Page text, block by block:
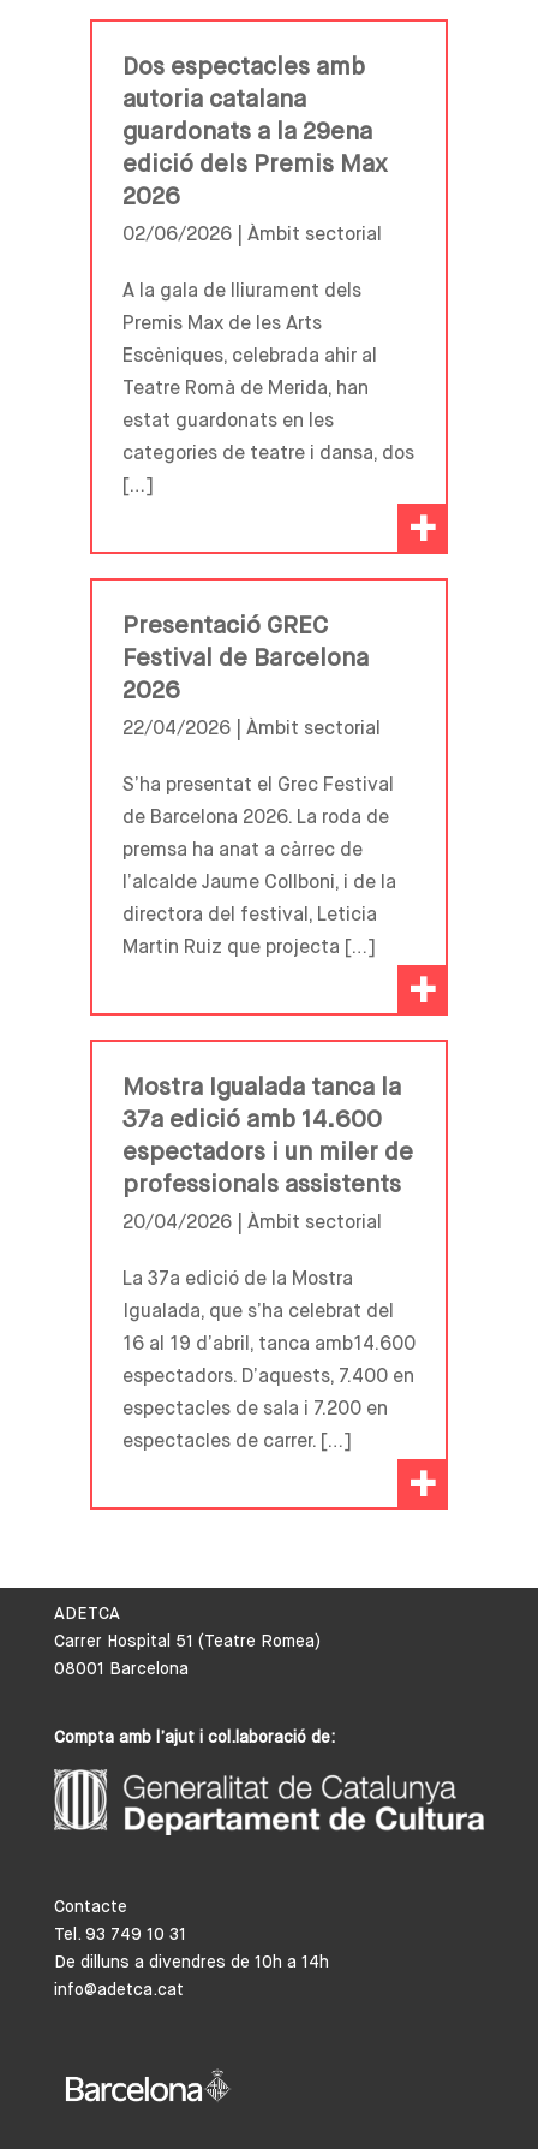
Dos espectacles amb
autoria catalana
guardonats a la 29ena
edició dels Premis Max
2026
02/06/2026 | Àmbit sectorial
A la gala de lliurament dels
Premis Max de les Arts
Escèniques, celebrada ahir al
Teatre Romà de Merida, han
estat guardonats en les
categories de teatre i dansa, dos
[…]
+
Presentació GREC
Festival de Barcelona
2026
22/04/2026 | Àmbit sectorial
S’ha presentat el Grec Festival
de Barcelona 2026. La roda de
premsa ha anat a càrrec de
l’alcalde Jaume Collboni, i de la
directora del festival, Leticia
Martin Ruiz que projecta […]
+
Mostra Igualada tanca la
37a edició amb 14.600
espectadors i un miler de
professionals assistents
20/04/2026 | Àmbit sectorial
La 37a edició de la Mostra
Igualada, que s’ha celebrat del
16 al 19 d’abril, tanca amb14.600
espectadors. D’aquests, 7.400 en
espectacles de sala i 7.200 en
espectacles de carrer. […]
+
ADETCA
Carrer Hospital 51 (Teatre Romea)
08001 Barcelona
Compta amb l’ajut i col.laboració de:
Contacte
Tel. 93 749 10 31
De dilluns a divendres de 10h a 14h
info@adetca.cat